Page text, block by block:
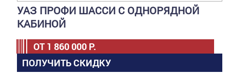
УАЗ ПРОФИ ШАССИ С ОДНОРЯДНОЙ
КАБИНОЙ
ОТ 1 860 000 Р.
ПОЛУЧИТЬ СКИДКУ